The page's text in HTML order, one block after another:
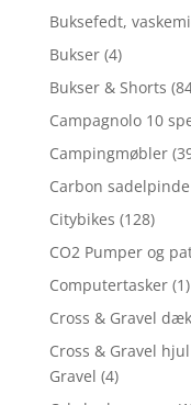
Buksefedt,
Bukser (4)
Bukser & Shorts
Campagnolo 10
Campingmøbler
Carbon sadelpinde
Citybikes (128)
CO2 Pumper og
Computertasker (1)
Cross & Gravel dæk
Cross & Gravel
Gravel (4)